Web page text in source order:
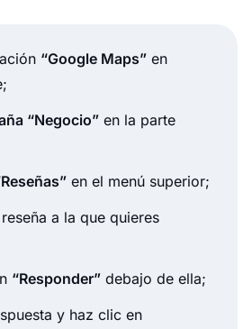
“Google Maps” en
“Negocio” en la parte
en el menú superior;
a la que quieres
“Responder” debajo de ella;
y haz clic en